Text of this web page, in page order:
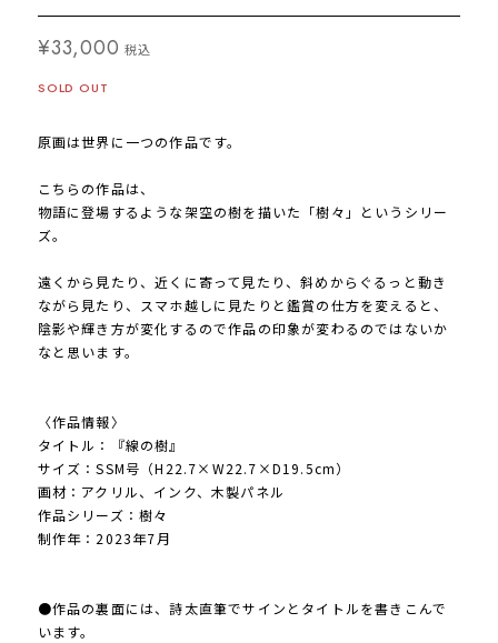
¥33,000 税込
SOLD OUT
原画は世界に一つの作品です。
こちらの作品は、
物語に登場するような架空の樹を描いた「樹々」というシリー
ズ。
遠くから見たり、近くに寄って見たり、斜めからぐるっと動き
ながら見たり、スマホ越しに見たりと鑑賞の仕方を変えると、
陰影や輝き方が変化するので作品の印象が変わるのではないか
なと思います。
〈作品情報〉
タイトル：『線の樹』
サイズ：SSM号（H22.7×W22.7×D19.5cm）
画材：アクリル、インク、木製パネル
作品シリーズ：樹々
制作年：2023年7月
●作品の裏面には、詩太直筆でサインとタイトルを書きこんで
います。